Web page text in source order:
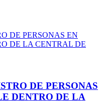
DE PERSONAS
DENTRO DE LA